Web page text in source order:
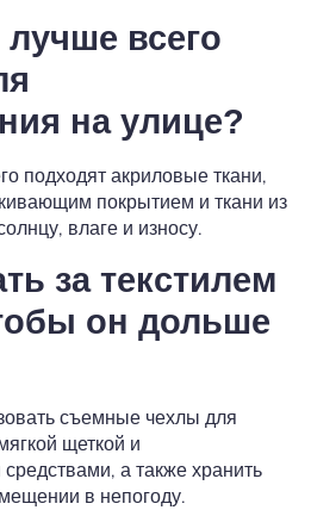
лучше всего
на улице?
подходят акриловые ткани,
покрытием и ткани из
влаге и износу.
за текстилем
он дольше
съемные чехлы для
щеткой и
а также хранить
в непогоду.